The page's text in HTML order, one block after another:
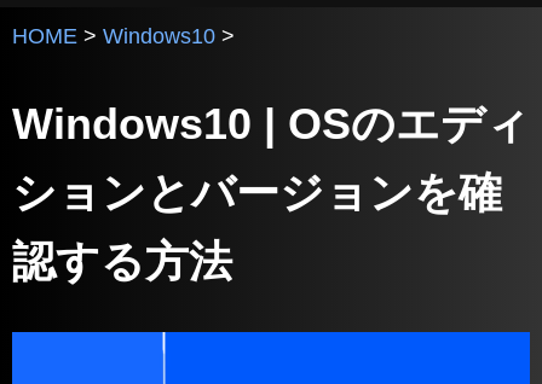
HOME > Windows10 >
Windows10 | OSのエディ
ションとバージョンを確
認する方法